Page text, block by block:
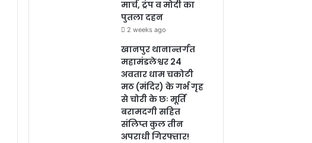
मार्च, ट्रंप व मोदी का
पुतला दहन
2 weeks ago
खानपुर थानान्तर्गत
महामंडलेश्वर 24
अवतार धाम चकोटी
मठ (मंदिर) के गर्भ गृह
से चोरी के छः मूर्ति
बरामदगी सहित
संलिप्त कुल तीन
अपराधी गिरफ्तार!